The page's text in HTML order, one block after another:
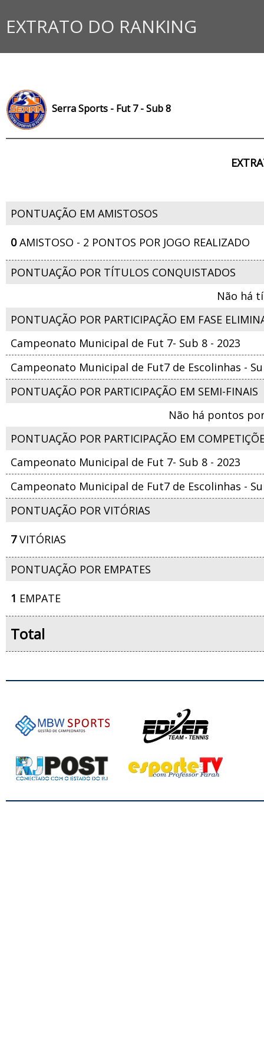
EXTRATO DO RANKING
Serra Sports - Fut 7 - Sub 8
PONTUAÇÃO EM AMISTOSOS
0AMISTOSO - 2 PONTOS POR JOGO REALIZADO
PONTUAÇÃO POR TÍTULOS CONQUISTADOS
Não há
PONTUAÇÃO POR PARTICIPAÇÃO EM FASE
Campeonato Municipal de Fut 7- Sub 8 - 2023
Campeonato Municipal de Fut7 de Escolinhas -
PONTUAÇÃO POR PARTICIPAÇÃO EM SEMI-FINAIS
Não há pontos
PONTUAÇÃO POR PARTICIPAÇÃO EM
Campeonato Municipal de Fut 7- Sub 8 - 2023
Campeonato Municipal de Fut7 de Escolinhas -
PONTUAÇÃO POR VITÓRIAS
7VITÓRIAS
PONTUAÇÃO POR EMPATES
1 EMPATE
Total